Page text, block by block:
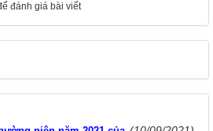
đánh giá bài viết